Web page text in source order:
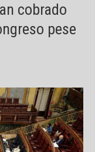
cobrado
pese